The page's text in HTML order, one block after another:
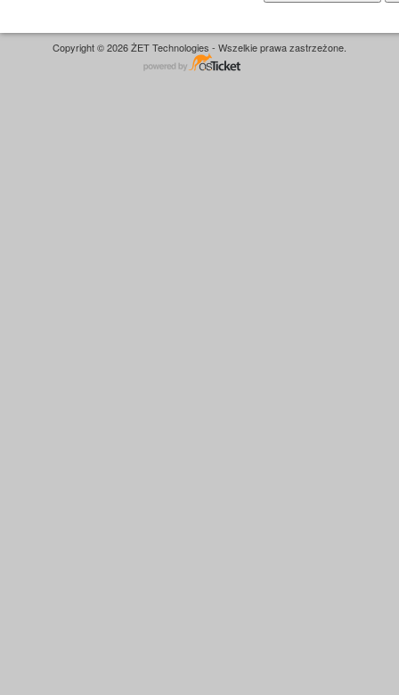
Copyright © 2026 ŻET Technologies - Wszelkie prawa zastrzeżone.